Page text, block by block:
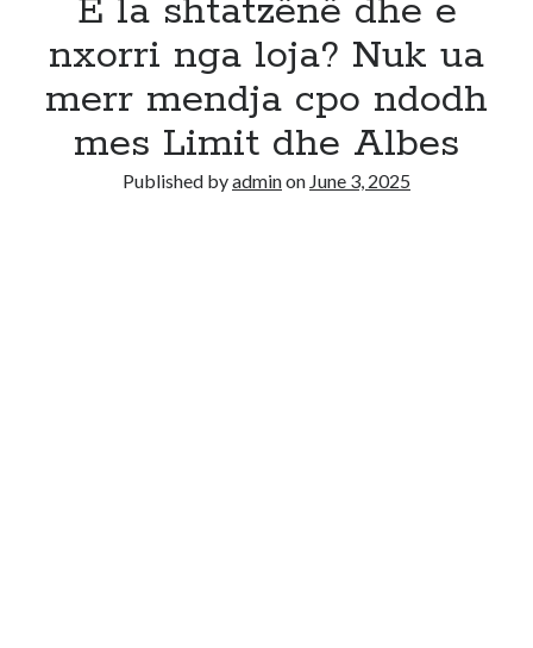
E la shtatzënë dhe e
nxorri nga loja? Nuk ua
merr mendja cpo ndodh
mes Limit dhe Albes
Published byadminon June 3, 2025